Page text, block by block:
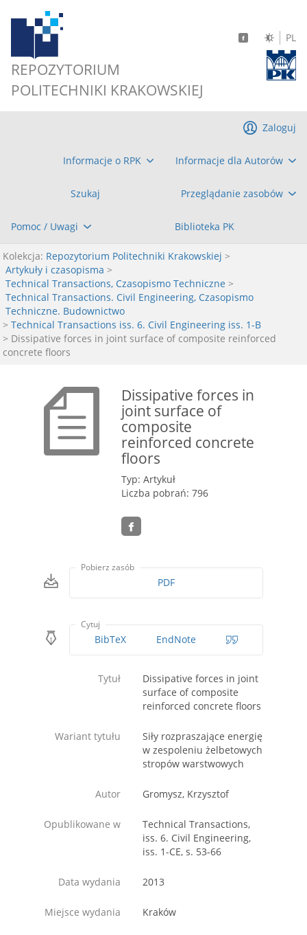
REPOZYTORIUM
POLITECHNIKI KRAKOWSKIEJ
PL
Informacje o RPK Informacje dla Autorów
Szukaj Przeglądanie zasobów
Pomoc / Uwagi Biblioteka PK
Zaloguj
Kolekcja: Repozytorium Politechniki Krakowskiej >
Artykuły i czasopisma >
Technical Transactions, Czasopismo Techniczne >
Technical Transactions. Civil Engineering, Czasopismo
Techniczne. Budownictwo
> Technical Transactions iss. 6. Civil Engineering iss. 1-B
> Dissipative forces in joint surface of composite reinforced
concrete floors
Dissipative forces in
joint surface of
composite
reinforced concrete
floors
Typ: Artykuł
Liczba pobrań: 796
Pobierz zasób
PDF
Cytuj
BibTeX EndNote
Tytuł
Dissipative forces in joint
surface of composite
reinforced concrete floors
Wariant tytułu
Siły rozpraszające energię
w zespoleniu żelbetowych
stropów warstwowych
Autor Gromysz, Krzysztof
Opublikowane w
Technical Transactions,
iss. 6. Civil Engineering,
iss. 1-CE, s. 53-66
Data wydania 2013
Miejsce wydania Kraków